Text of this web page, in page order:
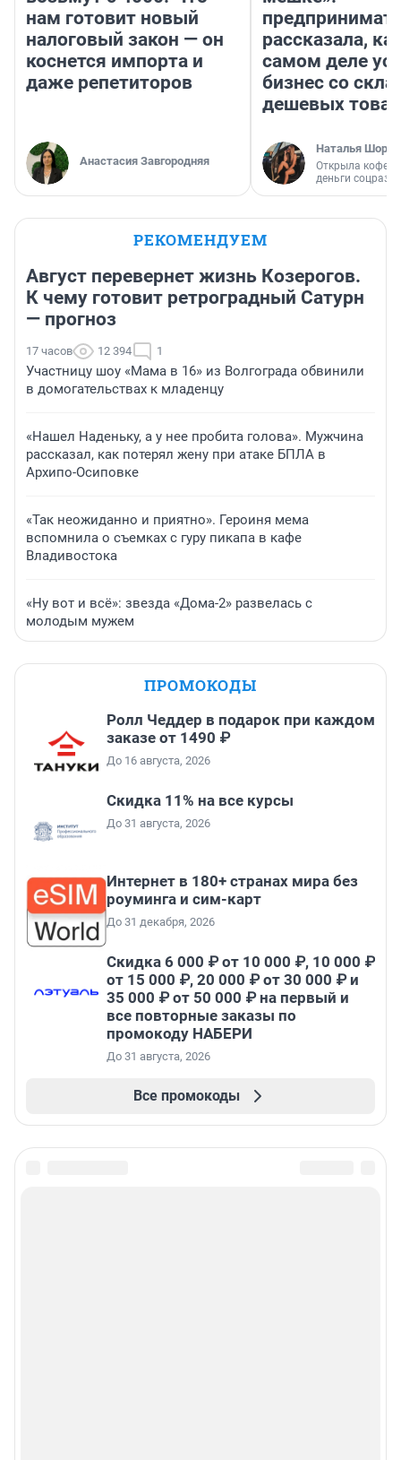
нам готовит новый
налоговый закон — он
коснется импорта и
даже репетиторов
Анастасия Завгородняя
рассказала,
самом деле
бизнес со
дешевых
Наталья
Открыла
деньги
РЕКОМЕНДУЕМ
Август перевернет жизнь Козерогов.
К чему готовит ретроградный Сатурн
— прогноз
17 часов 12 394 1
Участницу шоу «Мама в 16» из Волгограда обвинили
в домогательствах к младенцу
«Нашел Наденьку, а у нее пробита голова». Мужчина
рассказал, как потерял жену при атаке БПЛА в
Архипо-Осиповке
«Так неожиданно и приятно». Героиня мема
вспомнила о съемках с гуру пикапа в кафе
Владивостока
«Ну вот и всё»: звезда «Дома-2» развелась с
молодым мужем
ПРОМОКОДЫ
Ролл Чеддер в подарок при каждом
заказе от 1490 ₽
До 16 августа, 2026
Скидка 11% на все курсы
До 31 августа, 2026
Интернет в 180+ странах мира без
роуминга и сим-карт
До 31 декабря, 2026
Скидка 6 000 ₽ от 10 000 ₽, 10 000 ₽
от 15 000 ₽, 20 000 ₽ от 30 000 ₽ и
35 000 ₽ от 50 000 ₽ на первый и
все повторные заказы по
промокоду НАБЕРИ
До 31 августа, 2026
Все промокоды